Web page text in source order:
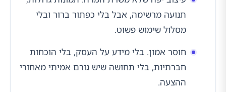
תנועה מרשימה, אבל בלי כפתור ברור ובלי
מסלול שימוש פשוט.
חוסר אמון. בלי מידע על העסק, בלי הוכחות
חברתיות, בלי תחושה שיש גורם אמיתי מאחורי
ההצעה.